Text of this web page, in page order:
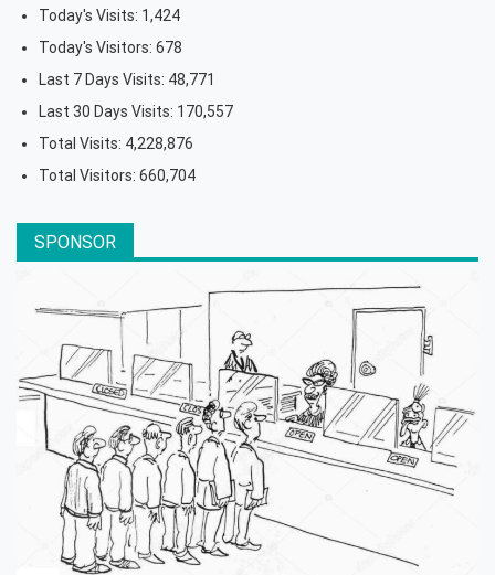
Today's Visits: 1,424
Today's Visitors: 678
Last 7 Days Visits: 48,771
Last 30 Days Visits: 170,557
Total Visits: 4,228,876
Total Visitors: 660,704
SPONSOR